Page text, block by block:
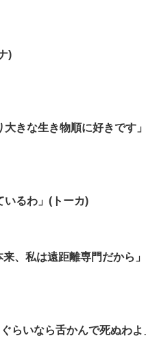
)
大きな生き物順に好きです
いるわ」(トーカ)
、私は遠距離専門だから」
らいなら舌かんで死ぬわ